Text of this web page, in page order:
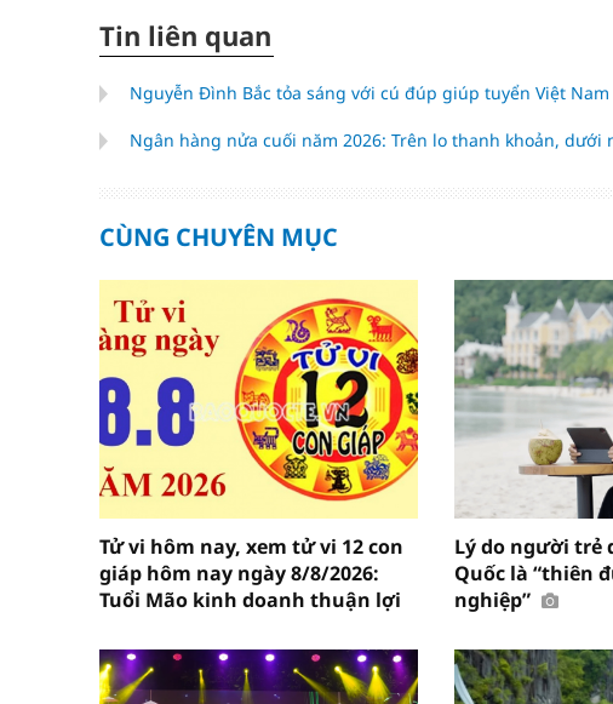
Tin liên quan
Nguyễn Đình Bắc tỏa sáng với cú đúp giúp tuyển Việt Nam
Ngân hàng nửa cuối năm 2026: Trên lo thanh khoản, dưới
CÙNG CHUYÊN MỤC
Tử vi hôm nay, xem tử vi 12 con
giáp hôm nay ngày 8/8/2026:
Tuổi Mão kinh doanh thuận lợi
Lý do người trẻ
Quốc là “thiên
nghiệp”